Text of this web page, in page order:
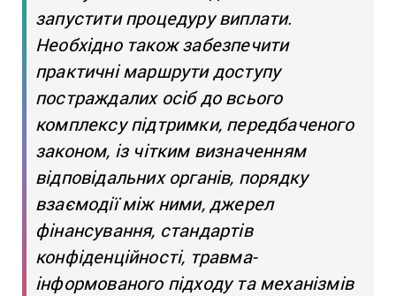
запустити процедуру виплати.
Необхідно також забезпечити
практичні маршрути доступу
постраждалих осіб до всього
комплексу підтримки, передбаченого
законом, із чітким визначенням
відповідальних органів, порядку
взаємодії між ними, джерел
фінансування, стандартів
конфіденційності, травма-
інформованого підходу та механізмів